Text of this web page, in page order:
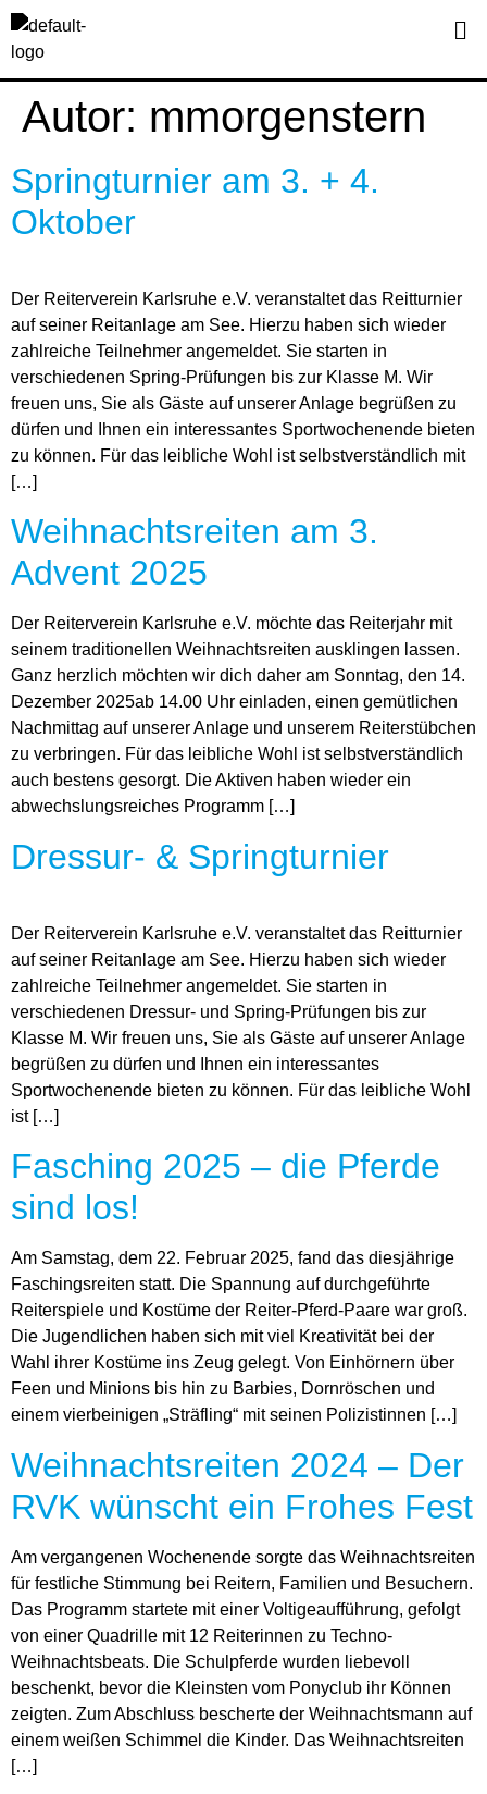
Autor: mmorgenstern
Springturnier am 3. + 4.
Oktober
Der Reiterverein Karlsruhe e.V. veranstaltet das Reitturnier
auf seiner Reitanlage am See. Hierzu haben sich wieder
zahlreiche Teilnehmer angemeldet. Sie starten in
verschiedenen Spring-Prüfungen bis zur Klasse M. Wir
freuen uns, Sie als Gäste auf unserer Anlage begrüßen zu
dürfen und Ihnen ein interessantes Sportwochenende bieten
zu können. Für das leibliche Wohl ist selbstverständlich mit
[…]
Weihnachtsreiten am 3.
Advent 2025
Der Reiterverein Karlsruhe e.V. möchte das Reiterjahr mit
seinem traditionellen Weihnachtsreiten ausklingen lassen.
Ganz herzlich möchten wir dich daher am Sonntag, den 14.
Dezember 2025ab 14.00 Uhr einladen, einen gemütlichen
Nachmittag auf unserer Anlage und unserem Reiterstübchen
zu verbringen. Für das leibliche Wohl ist selbstverständlich
auch bestens gesorgt. Die Aktiven haben wieder ein
abwechslungsreiches Programm […]
Dressur- & Springturnier
Der Reiterverein Karlsruhe e.V. veranstaltet das Reitturnier
auf seiner Reitanlage am See. Hierzu haben sich wieder
zahlreiche Teilnehmer angemeldet. Sie starten in
verschiedenen Dressur- und Spring-Prüfungen bis zur
Klasse M. Wir freuen uns, Sie als Gäste auf unserer Anlage
begrüßen zu dürfen und Ihnen ein interessantes
Sportwochenende bieten zu können. Für das leibliche Wohl
ist […]
Fasching 2025 – die Pferde
sind los!
Am Samstag, dem 22. Februar 2025, fand das diesjährige
Faschingsreiten statt. Die Spannung auf durchgeführte
Reiterspiele und Kostüme der Reiter-Pferd-Paare war groß.
Die Jugendlichen haben sich mit viel Kreativität bei der
Wahl ihrer Kostüme ins Zeug gelegt. Von Einhörnern über
Feen und Minions bis hin zu Barbies, Dornröschen und
einem vierbeinigen „Sträfling“ mit seinen Polizistinnen […]
Weihnachtsreiten 2024 – Der
RVK wünscht ein Frohes Fest
Am vergangenen Wochenende sorgte das Weihnachtsreiten
für festliche Stimmung bei Reitern, Familien und Besuchern.
Das Programm startete mit einer Voltigeaufführung, gefolgt
von einer Quadrille mit 12 Reiterinnen zu Techno-
Weihnachtsbeats. Die Schulpferde wurden liebevoll
beschenkt, bevor die Kleinsten vom Ponyclub ihr Können
zeigten. Zum Abschluss bescherte der Weihnachtsmann auf
einem weißen Schimmel die Kinder. Das Weihnachtsreiten
[…]